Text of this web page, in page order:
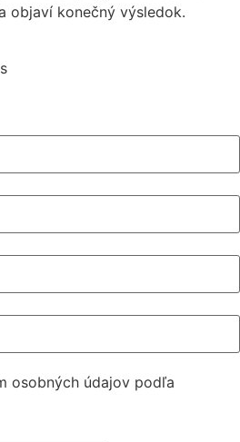
objaví konečný výsledok.
osobných údajov podľa